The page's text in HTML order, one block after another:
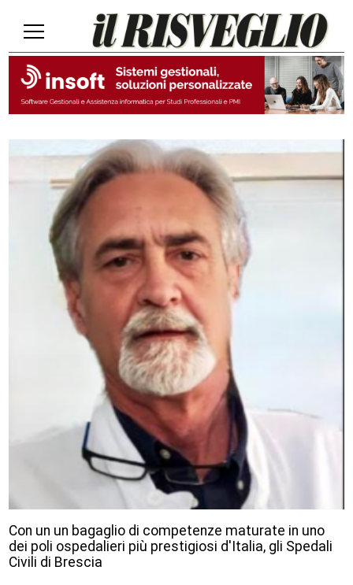
Con un un bagaglio di competenze maturate in uno
dei poli ospedalieri più prestigiosi d'Italia, gli Spedali
Civili di Brescia